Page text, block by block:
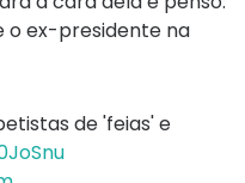
o ex-presidente na
de 'feias' e